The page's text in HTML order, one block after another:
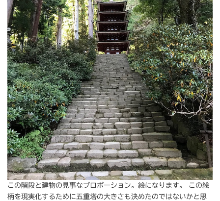
この階段と建物の見事なプロポーション。絵になります。 この絵
柄を現実化するために五重塔の大きさも決めたのではないかと思